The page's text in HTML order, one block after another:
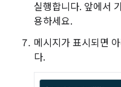
실행합니다. 앞에서
용하세요.
메시지가 표시되면
다.